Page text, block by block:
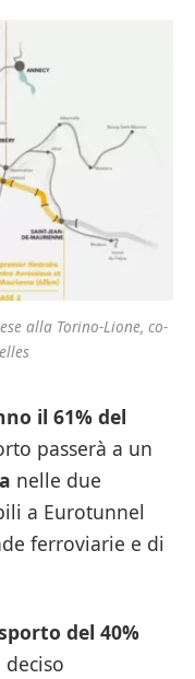
alla Torino-Lione, co-
il 61% del
passerà a un
nelle due
a Eurotunnel
ferroviarie e di
del 40%